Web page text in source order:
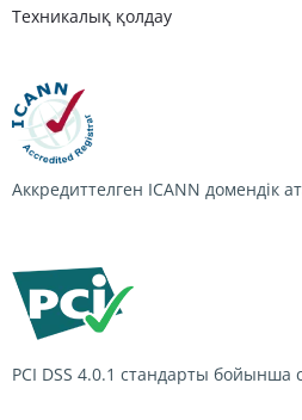
Техникалық қолдау
Аккредиттелген ICANN домендік
PCI DSS 4.0.1 стандарты бойынша